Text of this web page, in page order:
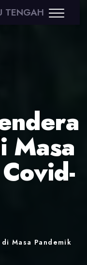
TENGAH
Masa
Masa Pandemik